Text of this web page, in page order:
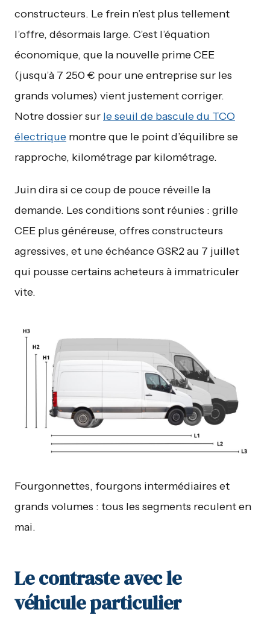
constructeurs. Le frein n’est plus tellement
l’offre, désormais large. C’est l’équation
économique, que la nouvelle prime CEE
(jusqu’à 7 250 € pour une entreprise sur les
grands volumes) vient justement corriger.
Notre dossier sur le seuil de bascule du TCO
électrique montre que le point d’équilibre se
rapproche, kilométrage par kilométrage.
Juin dira si ce coup de pouce réveille la
demande. Les conditions sont réunies : grille
CEE plus généreuse, offres constructeurs
agressives, et une échéance GSR2 au 7 juillet
qui pousse certains acheteurs à immatriculer
vite.
Fourgonnettes, fourgons intermédiaires et
grands volumes : tous les segments reculent en
mai.
Le contraste avec le
véhicule particulier